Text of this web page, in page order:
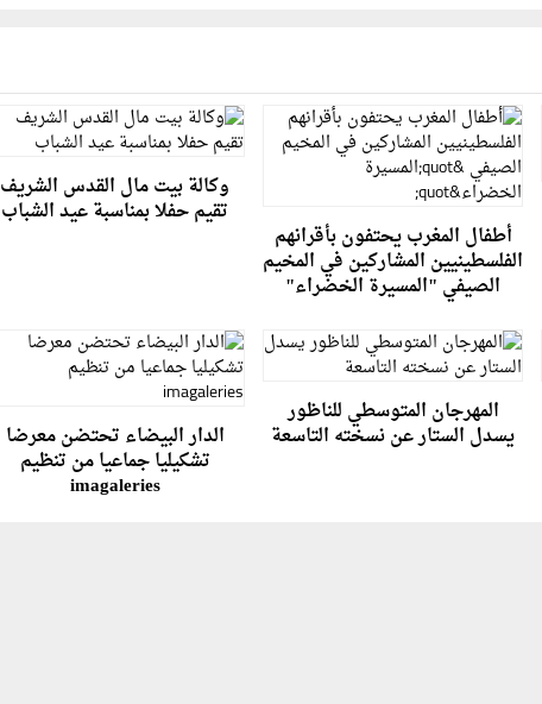
أطفال المغرب يحتفون بأقرانهم
الفلسطينيين المشاركين في المخيم
الصيفي "المسيرة الخضراء"
وكالة بيت مال القدس الشريف
تقيم حفلا بمناسبة عيد الشباب
المهرجان المتوسطي للناظور
يسدل الستار عن نسخته التاسعة الدار البيضاء تحتضن معرضا
تشكيليا جماعيا من تنظيم
imagaleries